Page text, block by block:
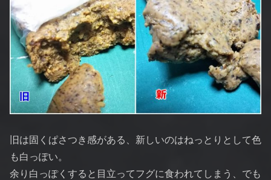
旧は固くぱさつき感がある、新しいのはねっとりとして色
も白っぽい。
余り白っぽくすると目立ってフグに食われてしまう、でも